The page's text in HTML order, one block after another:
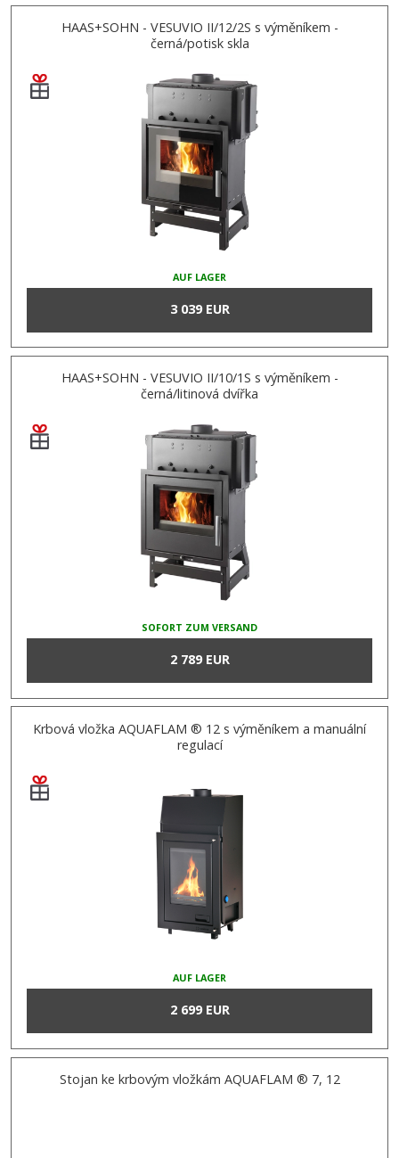
HAAS+SOHN - VESUVIO II/12/2S s výměníkem -
černá/potisk skla
AUF LAGER
3 039 EUR
HAAS+SOHN - VESUVIO II/10/1S s výměníkem -
černá/litinová dvířka
SOFORT ZUM VERSAND
2 789 EUR
Krbová vložka AQUAFLAM ® 12 s výměníkem a manuální
regulací
AUF LAGER
2 699 EUR
Stojan ke krbovým vložkám AQUAFLAM ® 7, 12